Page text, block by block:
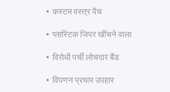
कस्टम वस्त्र पैच
प्लास्टिक जिपर खींचने वाला
विरोधी पर्ची लोचदार बैंड
विपणन प्रचार उपहार